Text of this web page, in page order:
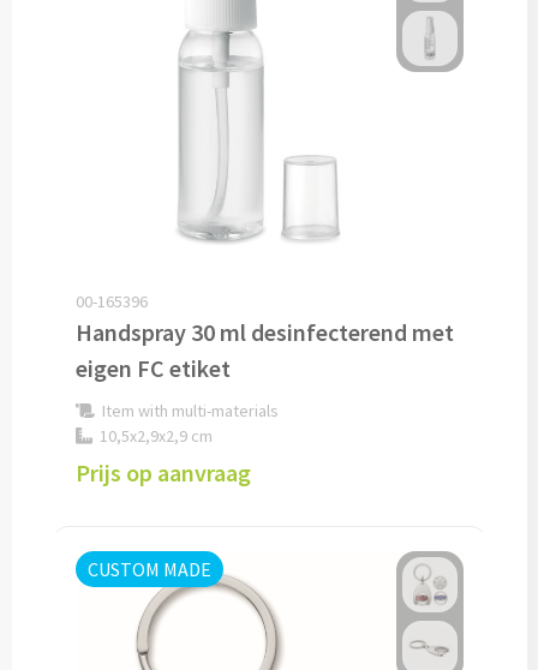
Dubbelwandige glazen bedrukken
Wijnkaraffen bedrukken
Waterkaraffen bedrukken
Alle glazen
Overige drinkwaren
Wijngeschenken bedrukken
Cocktailsets bedrukken
Heupflesjes bedrukken
00-165396
Handspray 30 ml desinfecterend met
eigen FC etiket
Item with multi-materials
10,5x2,9x2,9 cm
Prijs op aanvraag
CUSTOM MADE